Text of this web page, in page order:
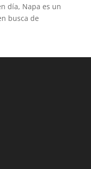
día, Napa es un
busca de